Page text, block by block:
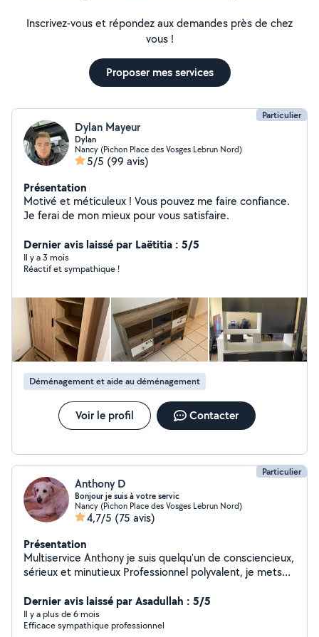
Inscrivez-vous et répondez aux demandes près de chez
vous !
Proposer mes services
Particulier
Dylan Mayeur
Dylan
Nancy (Pichon Place des Vosges Lebrun Nord)
5/5 (99 avis)
Présentation
Motivé et méticuleux ! Vous pouvez me faire confiance.
Je ferai de mon mieux pour vous satisfaire.
Dernier avis laissé par Laëtitia : 5/5
Il y a 3 mois
Réactif et sympathique !
Déménagement et aide au déménagement
Voir le profil Contacter
Particulier
Anthony D
Bonjour je suis à votre servic
Nancy (Pichon Place des Vosges Lebrun Nord)
4,7/5 (75 avis)
Présentation
Multiservice Anthony je suis quelqu'un de consciencieux,
sérieux et minutieux Professionnel polyvalent, je mets
petits travaux, plomberie électricité placo enduit
peinture et autres entretien espace vert abattage
d'arbre, réparations et services pratiques. Chaque
Dernier avis laissé par Asadullah : 5/5
Il y a plus de 6 mois
Efficace sympathique professionnel